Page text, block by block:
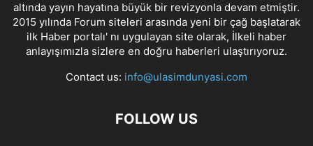
altında yayın hayatına büyük bir revizyonla devam etmiştir.
2015 yılında Forum siteleri arasında yeni bir çağ başlatarak
ilk Haber portalı' nı uygulayan site olarak, İlkeli haber
anlayışımızla sizlere en doğru haberleri ulaştırıyoruz.
Contact us: info@ulasimdunyasi.com
FOLLOW US